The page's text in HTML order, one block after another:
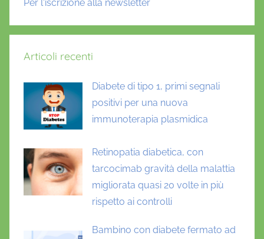
Per l'iscrizione alla newsletter
Articoli recenti
Diabete di tipo 1, primi segnali
positivi per una nuova
immunoterapia plasmidica
Retinopatia diabetica, con
tarcocimab gravità della malattia
migliorata quasi 20 volte in più
rispetto ai controlli
Bambino con diabete fermato ad